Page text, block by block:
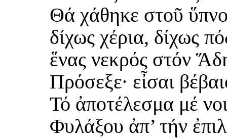
Θά χάθηκε στοῦ
δίχως χέρια, δίχως
ἕνας νεκρός στόν
Πρόσεξε· εἶσαι
Τό ἀποτέλεσμα μέ
Φυλάξου ἀπ’ τήν